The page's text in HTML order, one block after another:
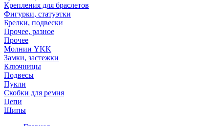
Крепления для браслетов
Фигурки, статуэтки
Брелки, подвески
Прочее, разное
Прочее
Молнии YKK
Замки, застежки
Ключницы
Подвесы
Пукли
Скобки для ремня
Цепи
Шипы